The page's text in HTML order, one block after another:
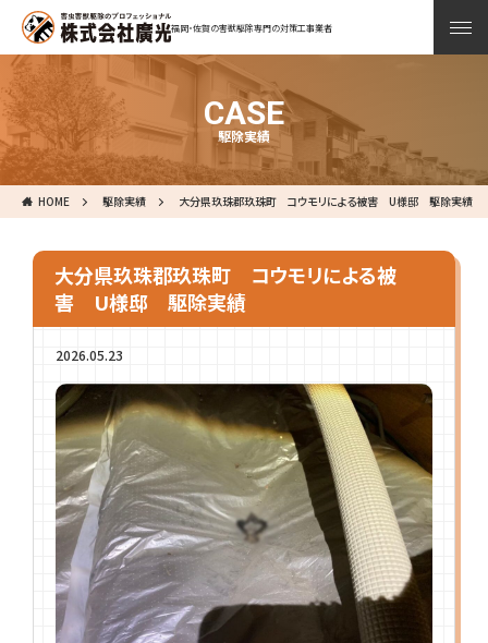
福岡・佐賀の害獣駆除専門の対策工事業者
CASE
駆除実績
HOME 駆除実績 大分県玖珠郡玖珠町 コウモリによる被害 U様邸 駆除実績
大分県玖珠郡玖珠町 コウモリによる被
害 U様邸 駆除実績
2026.05.23